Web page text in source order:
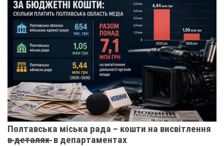
Полтавська міська рада – кошти на висвітлення
в̶ ̶д̶е̶т̶а̶л̶я̶х̶ ̶ в департаментах